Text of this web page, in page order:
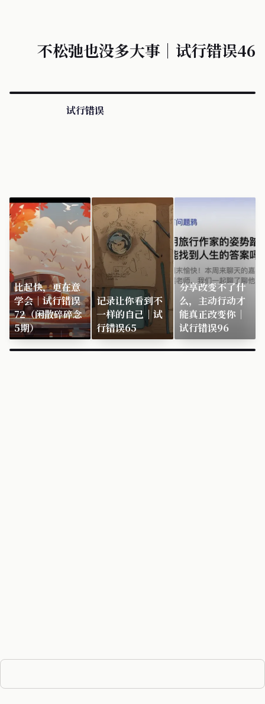
不松弛也没多大事｜试行错误46
试行错误
比起快，更在意
学会｜试行错误
72（闲散碎碎念
5期）
记录让你看到不
一样的自己｜试
行错误65
分享改变不了什
么，主动行动才
能真正改变你｜
试行错误96